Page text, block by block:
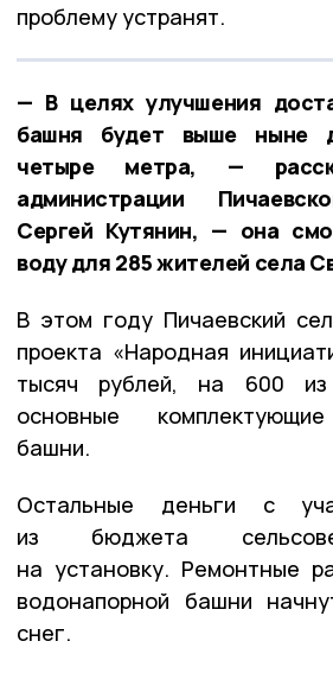
проблему устранят.
— В целях улучшения
башня будет выше ныне
четыре метра, —
администрации
Сергей Кутянин, — она
воду для 285 жителей села
В этом году Пичаевский
проекта «Народная
тысяч рублей, на 600 из
основные
башни.
Остальные деньги с
из бюджета
на установку. Ремонтные
водонапорной башни
снег.